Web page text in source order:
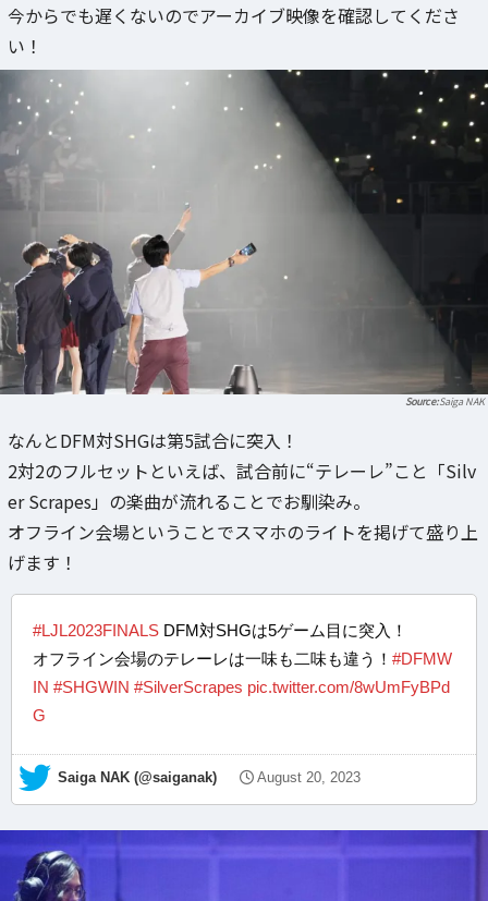
今からでも遅くないのでアーカイブ映像を確認してくださ
い！
Saiga NAK
なんとDFM対SHGは第5試合に突入！
2対2のフルセットといえば、試合前に“テレーレ”こと「Silv
er Scrapes」の楽曲が流れることでお馴染み。
オフライン会場ということでスマホのライトを掲げて盛り上
げます！
#LJL2023FINALS DFM対SHGは5ゲーム目に突入！
オフライン会場のテレーレは一味も二味も違う！ #DFMW
IN #SHGWIN #SilverScrapes pic.twitter.com/8wUmFyBPd
G
— Saiga NAK (@saiganak) August 20, 2023